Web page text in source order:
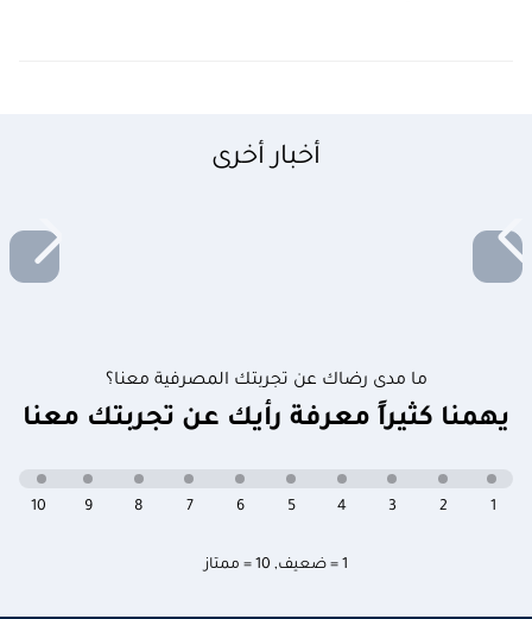
أخبار أخرى
ما مدى رضاك عن تجربتك المصرفية معنا؟
يهمنا كثيراً معرفة رأيك عن تجربتك معنا
1 = ضعيف , 10 = ممتاز
10 9 8 7 6 5 4 3 2 1